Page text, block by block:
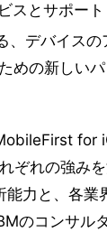
スとサポート
、デバイスの
めの新しい
for
ぞれの強み
能力と、各業
のコンサル